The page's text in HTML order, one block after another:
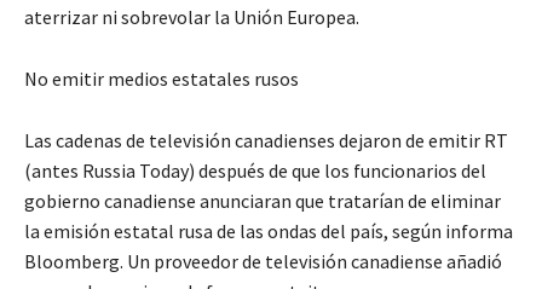
aterrizar ni sobrevolar la Unión Europea.
No emitir medios estatales rusos
Las cadenas de televisión canadienses dejaron de emitir RT
(antes Russia Today) después de que los funcionarios del
gobierno canadiense anunciaran que tratarían de eliminar
la emisión estatal rusa de las ondas del país, según informa
Bloomberg. Un proveedor de televisión canadiense añadió